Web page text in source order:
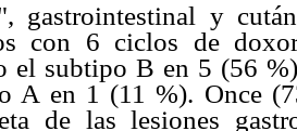
gastrointestinal y
con 6 ciclos de
el subtipo B en 5 (56
A en 1 (11 %). Once
de las lesiones